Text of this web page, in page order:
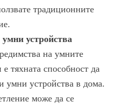
традиционните
устройства
на умните
тяхната способност да
умни устройства в дома.
може да се